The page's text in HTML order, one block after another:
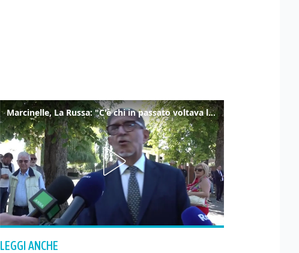
Marcinelle, La Russa: "C'è chi in passato voltava le spalle a Marcinelle"
LEGGI ANCHE